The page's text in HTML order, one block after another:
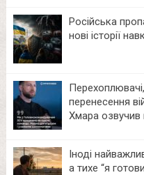
Російська
нові історії
перенесення
Хмара озвучив
Іноді
а тихе “я